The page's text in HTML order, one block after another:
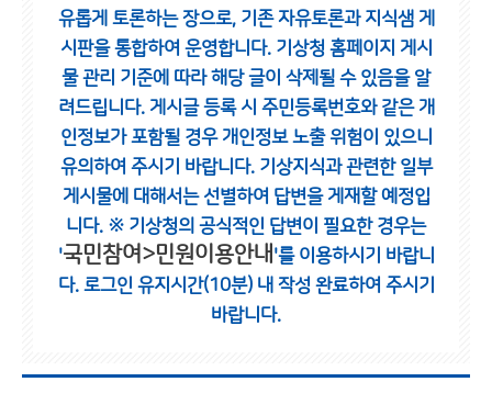
유롭게 토론하는 장으로, 기존 자유토론과 지식샘 게
시판을 통합하여 운영합니다. 기상청 홈페이지 게시
물 관리 기준에 따라 해당 글이 삭제될 수 있음을 알
려드립니다. 게시글 등록 시 주민등록번호와 같은 개
인정보가 포함될 경우 개인정보 노출 위험이 있으니
유의하여 주시기 바랍니다. 기상지식과 관련한 일부
게시물에 대해서는 선별하여 답변을 게재할 예정입
니다. ※ 기상청의 공식적인 답변이 필요한 경우는
'국민참여>민원이용안내 '를 이용하시기 바랍니
다. 로그인 유지시간(10분) 내 작성 완료하여 주시기
바랍니다.